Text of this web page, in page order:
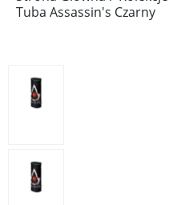
Tuba Assassin's Czarny